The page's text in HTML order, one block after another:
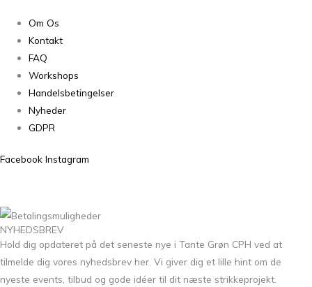
Om Os
Kontakt
FAQ
Workshops
Handelsbetingelser
Nyheder
GDPR
Facebook Instagram
NYHEDSBREV
Hold dig opdateret på det seneste nye i Tante Grøn CPH ved at
tilmelde dig vores nyhedsbrev her. Vi giver dig et lille hint om de
nyeste events, tilbud og gode idéer til dit næste strikkeprojekt.